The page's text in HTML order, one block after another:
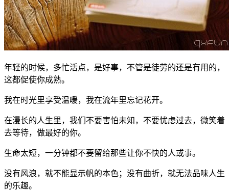
年轻的时候，多忙活点，是好事，不管是徒劳的还是有用的，
这都促使你成熟。
我在时光里享受温暖，我在流年里忘记花开。
在漫长的人生里，我们不要害怕未知，不要忧虑过去，微笑着
去等待，做最好的你。
生命太短，一分钟都不要留给那些让你不快的人或事。
没有风浪，就不能显示帆的本色；没有曲折，就无法品味人生
的乐趣。